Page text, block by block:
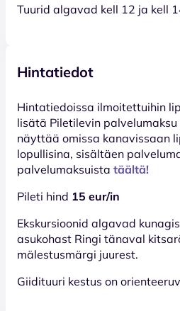
Tuurid algavad kell 12 ja kell
Hintatiedot
Hinta­tiedoissa ilmoitettuihin
lisätä Piletilevin
näyttää omissa kanavissaan
lopullisina, sisältäen
palvelumaksuista täältä!
Pileti hind 15 eur/in
Ekskursioonid algavad
asukohast Ringi tänaval
mälestusmärgi juurest.
Giidituuri kestus on